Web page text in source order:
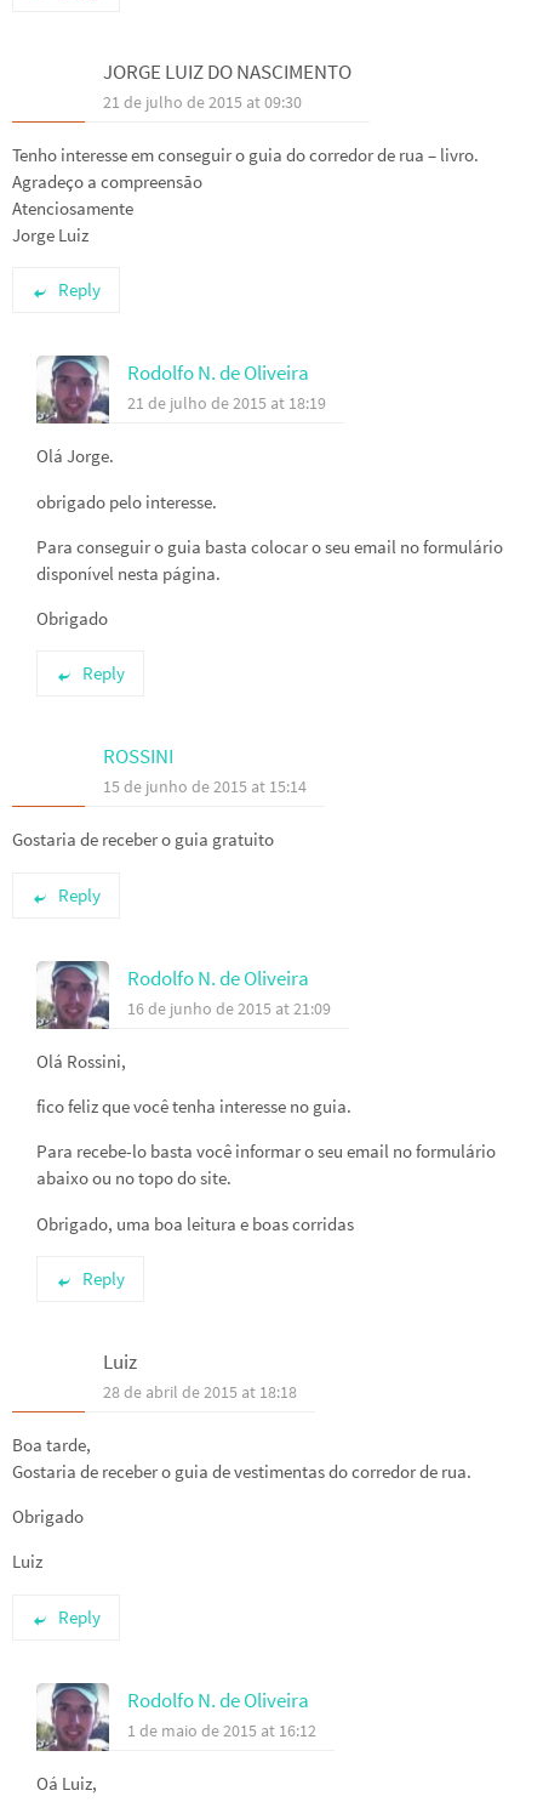
JORGE LUIZ DO NASCIMENTO
21 de julho de 2015 at 09:30
Tenho interesse em conseguir o guia do corredor de rua – livro.
Agradeço a compreensão
Atenciosamente
Jorge Luiz
Reply
Rodolfo N. de Oliveira
21 de julho de 2015 at 18:19
Olá Jorge.
obrigado pelo interesse.
Para conseguir o guia basta colocar o seu email no formulário
disponível nesta página.
Obrigado
Reply
ROSSINI
15 de junho de 2015 at 15:14
Gostaria de receber o guia gratuito
Reply
Rodolfo N. de Oliveira
16 de junho de 2015 at 21:09
Olá Rossini,
fico feliz que você tenha interesse no guia.
Para recebe-lo basta você informar o seu email no formulário
abaixo ou no topo do site.
Obrigado, uma boa leitura e boas corridas
Reply
Luiz
28 de abril de 2015 at 18:18
Boa tarde,
Gostaria de receber o guia de vestimentas do corredor de rua.
Obrigado
Luiz
Reply
Rodolfo N. de Oliveira
1 de maio de 2015 at 16:12
Oá Luiz,